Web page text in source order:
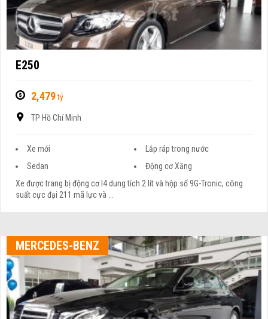
E250
2,479tỷ
TP Hồ Chí Minh
Xe mới
Lắp ráp trong nước
Sedan
Động cơ Xăng
Xe được trang bị động cơ I4 dung tích 2 lít và hộp số 9G-Tronic, công
suất cực đại 211 mã lực và ...
MERCEDES-BENZ